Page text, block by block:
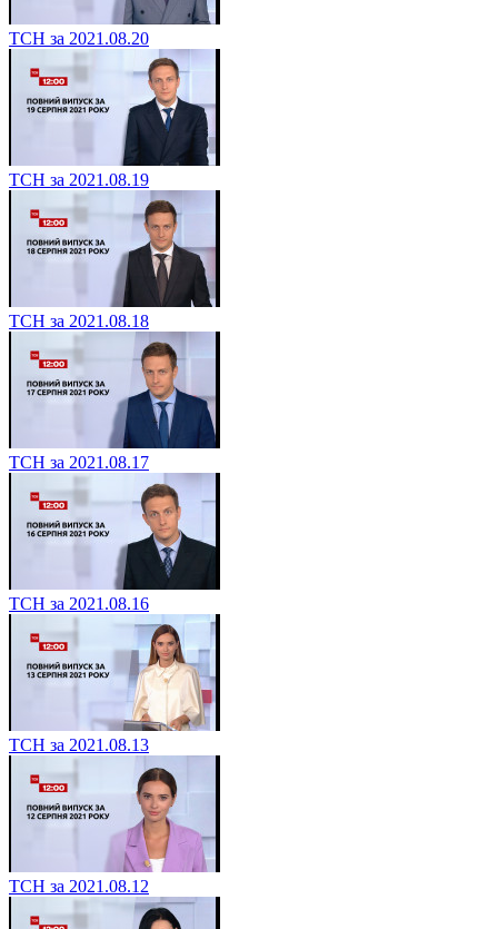
ТСН за 2021.08.20
ТСН за 2021.08.19
ТСН за 2021.08.18
ТСН за 2021.08.17
ТСН за 2021.08.16
ТСН за 2021.08.13
ТСН за 2021.08.12